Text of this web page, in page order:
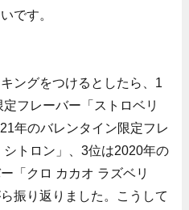
です。
ングをつけるとしたら、1
フレーバー「ストロベリ
年のバレンタイン限定フレ
トロン」、3位は2020年の
「クロ カカオ ラズベリ
振り返りました。こうして